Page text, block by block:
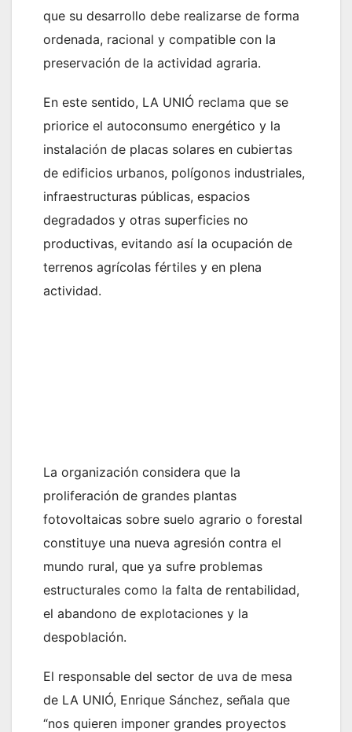
que su desarrollo debe realizarse de forma
ordenada, racional y compatible con la
preservación de la actividad agraria.
En este sentido, LA UNIÓ reclama que se
priorice el autoconsumo energético y la
instalación de placas solares en cubiertas
de edificios urbanos, polígonos industriales,
infraestructuras públicas, espacios
degradados y otras superficies no
productivas, evitando así la ocupación de
terrenos agrícolas fértiles y en plena
actividad.
La organización considera que la
proliferación de grandes plantas
fotovoltaicas sobre suelo agrario o forestal
constituye una nueva agresión contra el
mundo rural, que ya sufre problemas
estructurales como la falta de rentabilidad,
el abandono de explotaciones y la
despoblación.
El responsable del sector de uva de mesa
de LA UNIÓ, Enrique Sánchez, señala que
“nos quieren imponer grandes proyectos